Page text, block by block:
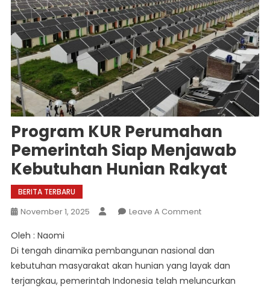
Program KUR Perumahan
Pemerintah Siap Menjawab
Kebutuhan Hunian Rakyat
BERITA TERBARU
November 1, 2025 Leave A CommentOn
Perumahan
Pemerintah
Siap
Oleh : Naomi
Di tengah dinamika pembangunan nasional dan
kebutuhan masyarakat akan hunian yang layak dan
terjangkau, pemerintah Indonesia telah meluncurkan